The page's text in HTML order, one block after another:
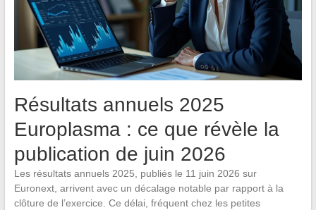
Résultats annuels 2025
Europlasma : ce que révèle la
publication de juin 2026
Les résultats annuels 2025, publiés le 11 juin 2026 sur
Euronext, arrivent avec un décalage notable par rapport à la
clôture de l’exercice. Ce délai, fréquent chez les petites